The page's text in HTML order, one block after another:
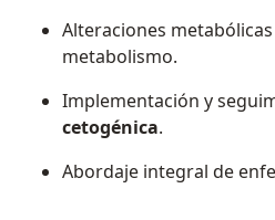
Alteraciones
metabolismo.
Implementación y
cetogénica.
Abordaje integral de